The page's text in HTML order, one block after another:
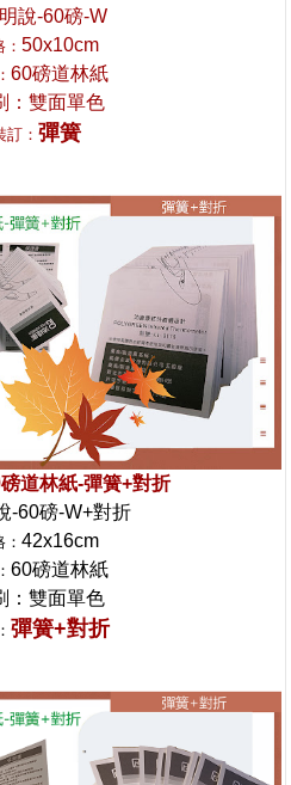
說-60磅-W
50x10cm
60磅道林紙
：雙面單色
： 彈簧
道林紙-彈簧+對折
-60磅-W+對折
42x16cm
60磅道林紙
：雙面單色
彈簧+對折